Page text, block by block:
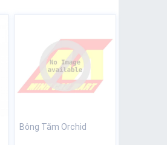
Bông Tăm Orchid